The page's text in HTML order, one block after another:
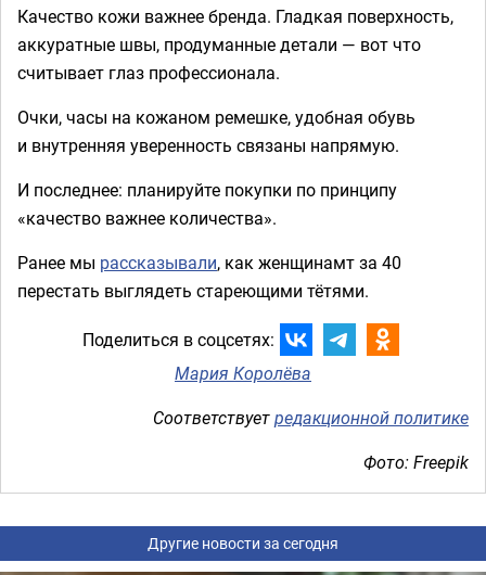
Качество кожи важнее бренда. Гладкая поверхность,
аккуратные швы, продуманные детали — вот что
считывает глаз профессионала.
Очки, часы на кожаном ремешке, удобная обувь
и внутренняя уверенность связаны напрямую.
И последнее: планируйте покупки по принципу
«качество важнее количества».
Ранее мы рассказывали, как женщинамт за 40
перестать выглядеть стареющими тётями.
Поделиться в соцсетях:
Мария Королёва
Соответствуетредакционной политике
Фото: Freepik
Другие новости за сегодня